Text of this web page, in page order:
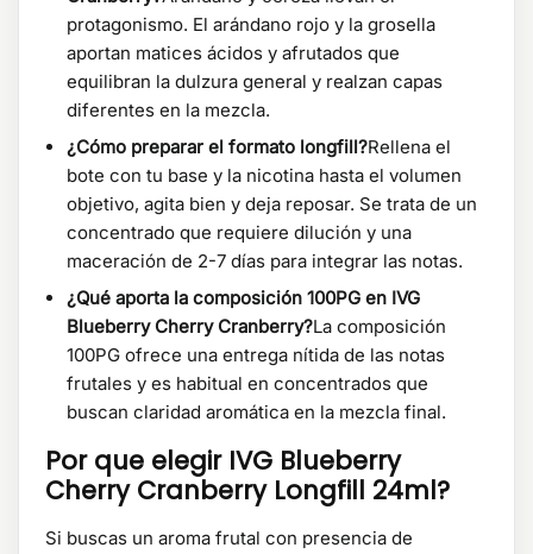
protagonismo. El arándano rojo y la grosella
aportan matices ácidos y afrutados que
equilibran la dulzura general y realzan capas
diferentes en la mezcla.
¿Cómo preparar el formato longfill?Rellena el
bote con tu base y la nicotina hasta el volumen
objetivo, agita bien y deja reposar. Se trata de un
concentrado que requiere dilución y una
maceración de 2-7 días para integrar las notas.
¿Qué aporta la composición 100PG en IVG
Blueberry Cherry Cranberry?La composición
100PG ofrece una entrega nítida de las notas
frutales y es habitual en concentrados que
buscan claridad aromática en la mezcla final.
Por que elegir IVG Blueberry
Cherry Cranberry Longfill 24ml?
Si buscas un aroma frutal con presencia de